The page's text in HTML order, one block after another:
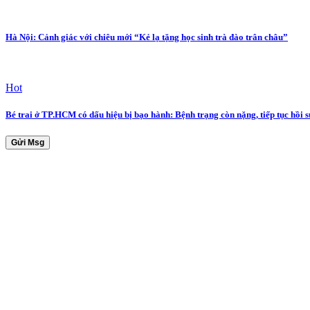
Hà Nội: Cảnh giác với chiêu mới “Kẻ lạ tặng học sinh trà đào trân châu”
Hot
Bé trai ở TP.HCM có dấu hiệu bị bạo hành: Bệnh trạng còn nặng, tiếp tục hồi
Gửi Msg